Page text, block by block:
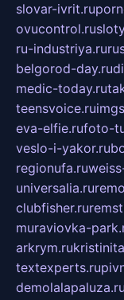
slovar-ivrit.ru
ovucontrol.ru
ru-industriya.ru
belgorod-day.ru
medic-today.ru
teensvoice.ru
eva-elfie.rufoto-
veslo-i-yakor.ru
regionufa.ru
universalia.ru
clubfisher.ru
muraviovka-
arkrym.ru
textexperts.ru
demolalapaluza.ru